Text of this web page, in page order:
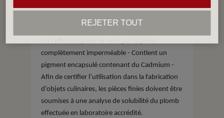
complètement imperméable - Contient un
pigment encapsulé contenant du Cadmium -
Afin de certifier l’utilisation dans la fabrication
d’objets culinaires, les pièces finies doivent être
soumises à une analyse de solubilité du plomb
effectuée en laboratoire accrédité.
REJETER TOUT